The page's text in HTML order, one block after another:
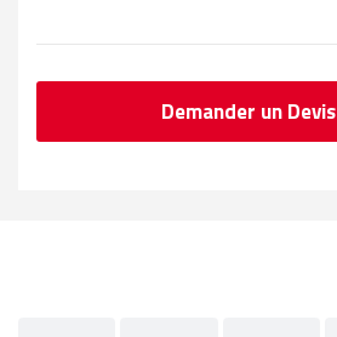
Demander un Devis